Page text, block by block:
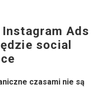
Ads
social
czasami nie są